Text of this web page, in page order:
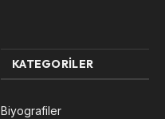
KATEGORILER
Biyografiler